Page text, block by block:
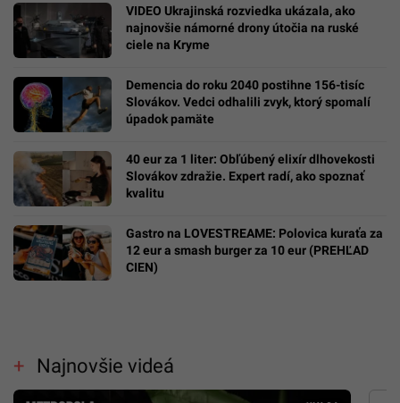
VIDEO Ukrajinská rozviedka ukázala, ako
najnovšie námorné drony útočia na ruské
ciele na Kryme
Demencia do roku 2040 postihne 156-tisíc
Slovákov. Vedci odhalili zvyk, ktorý spomalí
úpadok pamäte
40 eur za 1 liter: Obľúbený elixír dlhovekosti
Slovákov zdražie. Expert radí, ako spoznať
kvalitu
Gastro na LOVESTREAME: Polovica kuraťa za
12 eur a smash burger za 10 eur (PREHĽAD
CIEN)
Najnovšie videá